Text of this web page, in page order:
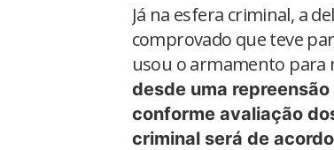
Já na esfera criminal, a
comprovado que teve
usou o armamento para
desde uma
conforme avaliação
criminal será de